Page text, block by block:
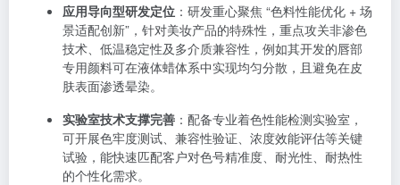
应用导向型研发定位 ：研发重心聚焦 “色料性能优化 + 场
景适配创新”，针对美妆产品的特殊性，重点攻关非渗色
技术、低温稳定性及多介质兼容性，例如其开发的唇部
专用颜料可在液体蜡体系中实现均匀分散，且避免在皮
肤表面渗透晕染。
实验室技术支撑完善 ：配备专业着色性能检测实验室，
可开展色牢度测试、兼容性验证、浓度效能评估等关键
试验，能快速匹配客户对色号精准度、耐光性、耐热性
的个性化需求。